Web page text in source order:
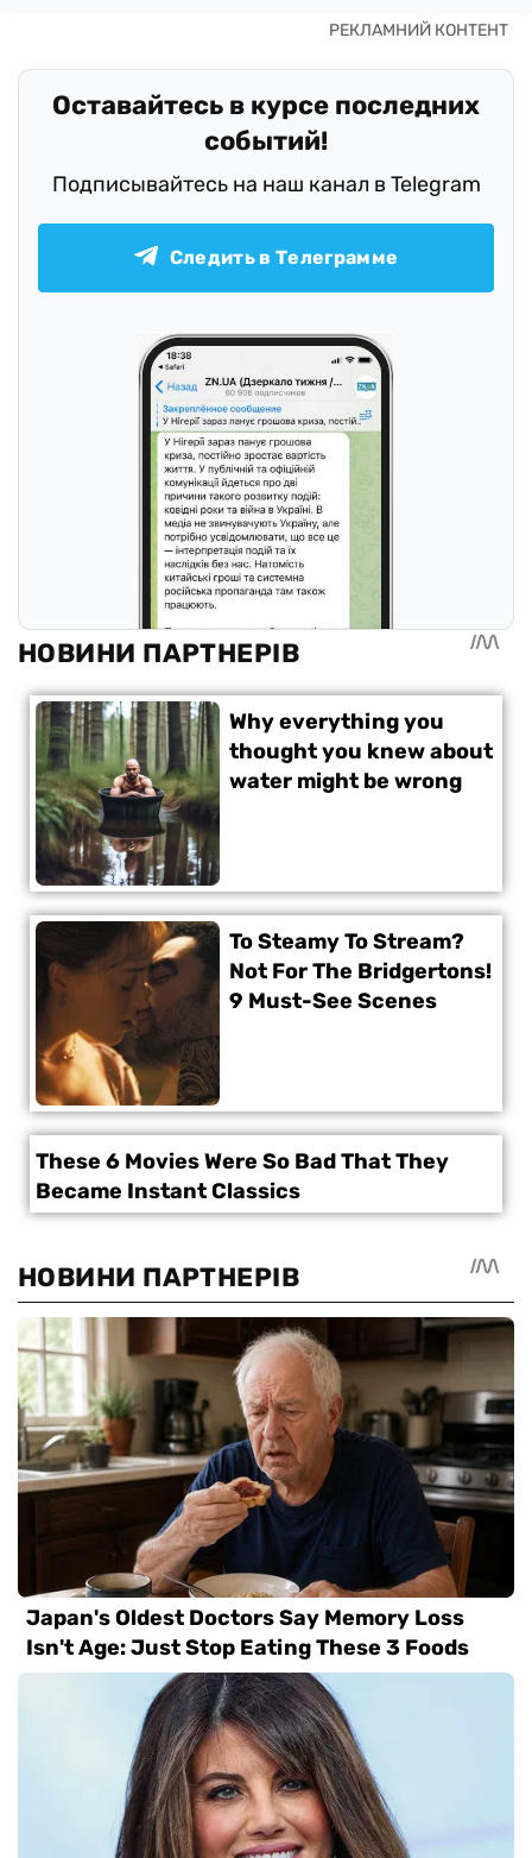
Оставайтесь в курсе последних
событий!
Подписывайтесь на наш канал в Telegram
Следить в Телеграмме